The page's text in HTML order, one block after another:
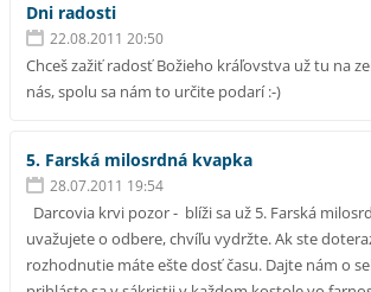
Dni radosti
22.08.2011 20:50
Chceš zažiť radosť Božieho kráľovstva už tu na
nás, spolu sa nám to určite podarí :-)
5. Farská milosrdná kvapka
28.07.2011 19:54
Darcovia krvi pozor - blíži sa už 5. Farská
uvažujete o odbere, chvíľu vydržte. Ak ste
rozhodnutie máte ešte dosť času. Dajte nám o